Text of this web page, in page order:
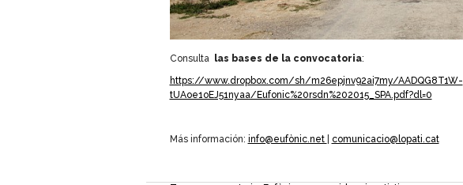
Consulta las bases de la convocatoria:
https://www.dropbox.com/sh/m26epjnv92ai7my/AADQG8T1W-
tUAoe1oEJ51nyaa/Eufonic%20rsdn%202015_SPA.pdf?dl=0
Más información: info@eufònic.net comunicacio@lopati.cat